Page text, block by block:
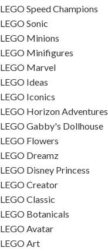
LEGO Speed Champions
LEGO Sonic
LEGO Minions
LEGO Minifigures
LEGO Marvel
LEGO Ideas
LEGO Iconics
LEGO Horizon Adventures
LEGO Gabby's Dollhouse
LEGO Flowers
LEGO Dreamz
LEGO Disney Princess
LEGO Creator
LEGO Classic
LEGO Botanicals
LEGO Avatar
LEGO Art